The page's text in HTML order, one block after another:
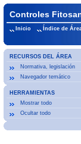
Controles
Inicio Índice de
RECURSOS DEL ÁREA
Normativa, legislación
Navegador temático
HERRAMIENTAS
Mostrar todo
Ocultar todo